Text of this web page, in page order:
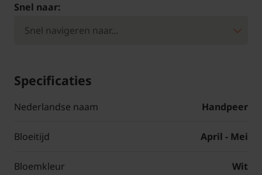
Snel naar:
Specificaties
Nederlandse naam Handpeer
Bloeitijd April - Mei
Bloemkleur Wit